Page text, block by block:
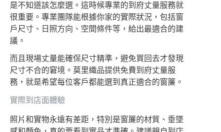
是不知道該怎麼選。這時候專業的到府丈量服務就
很重要。專業團隊能根據你家的實際狀況，包括窗
戶尺寸、日照方向、空間條件等，給出最適合的建
議。
而且現場丈量能確保尺寸精準，避免買回去才發現
尺寸不合的窘境。莫里織品提供免費到府丈量服
務，就是希望每位客戶都能選到真正適合的窗簾。
實際到店面體驗
照片和實物永遠有差距，特別是窗簾的材質、垂墜